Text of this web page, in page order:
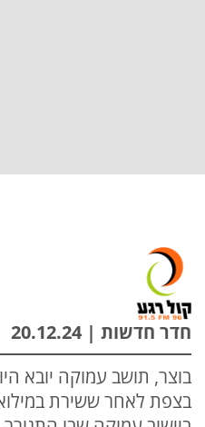
חדר חדשות | 20.12.24
בוצר, תושב עמוקה יובא
בצפת לאחר ששירת